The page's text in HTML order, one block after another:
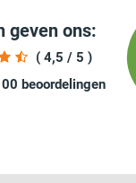
geven ons:
( 4,5 / 5 )
beoordelingen